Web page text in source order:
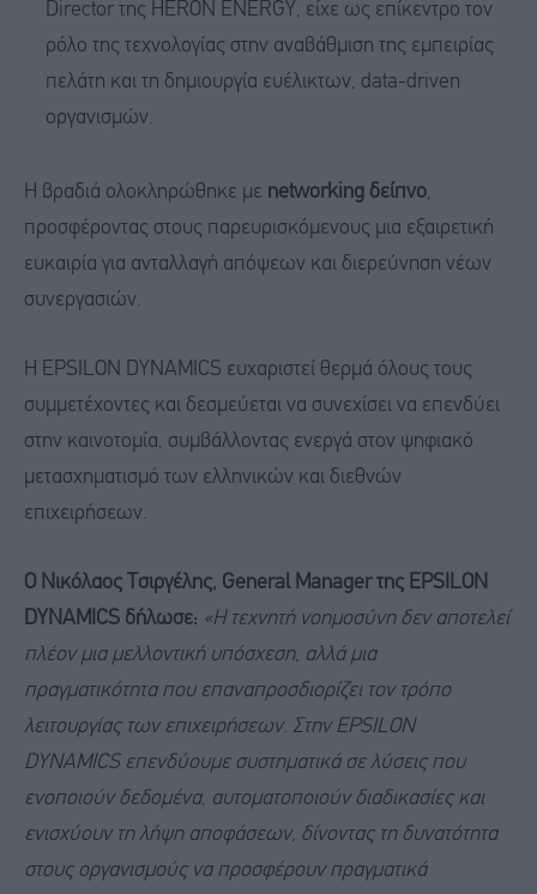
Director της HERON ENERGY, είχε ως επίκεντρο τον
ρόλο της τεχνολογίας στην αναβάθμιση της εμπειρίας
πελάτη και τη δημιουργία ευέλικτων, data-driven
οργανισμών.
Η βραδιά ολοκληρώθηκε με networking δείπνο,
προσφέροντας στους παρευρισκόμενους μια εξαιρετική
ευκαιρία για ανταλλαγή απόψεων και διερεύνηση νέων
συνεργασιών.
Η EPSILON DYNAMICS ευχαριστεί θερμά όλους τους
συμμετέχοντες και δεσμεύεται να συνεχίσει να επενδύει
στην καινοτομία, συμβάλλοντας ενεργά στον ψηφιακό
μετασχηματισμό των ελληνικών και διεθνών
επιχειρήσεων.
Ο Νικόλαος Τσιργέλης, General Manager της EPSILON
DYNAMICS δήλωσε: «Η τεχνητή νοημοσύνη δεν αποτελεί
πλέον μια μελλοντική υπόσχεση, αλλά μια
πραγματικότητα που επαναπροσδιορίζει τον τρόπο
λειτουργίας των επιχειρήσεων. Στην EPSILON
DYNAMICS επενδύουμε συστηματικά σε λύσεις που
ενοποιούν δεδομένα, αυτοματοποιούν διαδικασίες και
ενισχύουν τη λήψη αποφάσεων, δίνοντας τη δυνατότητα
στους οργανισμούς να προσφέρουν πραγματικά